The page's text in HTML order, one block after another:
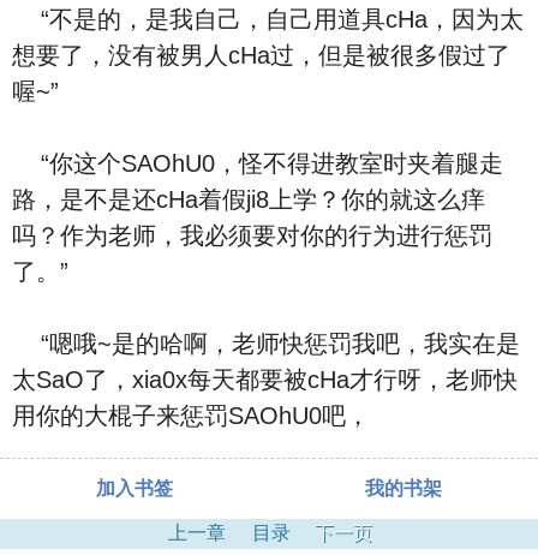
“不是的，是我自己，自己用道具cHa，因为太
想要了，没有被男人cHa过，但是被很多假过了
喔~”
“你这个SAOhU0，怪不得进教室时夹着腿走
路，是不是还cHa着假ji8上学？你的就这么痒
吗？作为老师，我必须要对你的行为进行惩罚
了。”
“嗯哦~是的哈啊，老师快惩罚我吧，我实在是
太SaO了，xia0x每天都要被cHa才行呀，老师快
用你的大棍子来惩罚SAOhU0吧，
加入书签 我的书架
上一章 目录 下一页